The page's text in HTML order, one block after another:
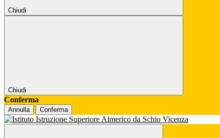
Chiudi
Chiudi
Conferma
Annulla Conferma